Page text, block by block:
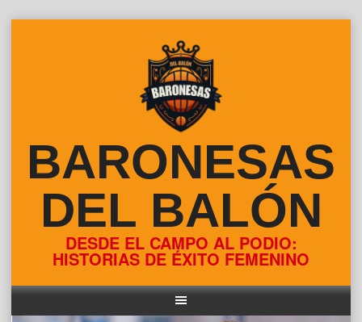
BARONESAS
DEL BALÓN
DESDE EL CAMPO AL PODIO:
HISTORIAS DE ÉXITO FEMENINO